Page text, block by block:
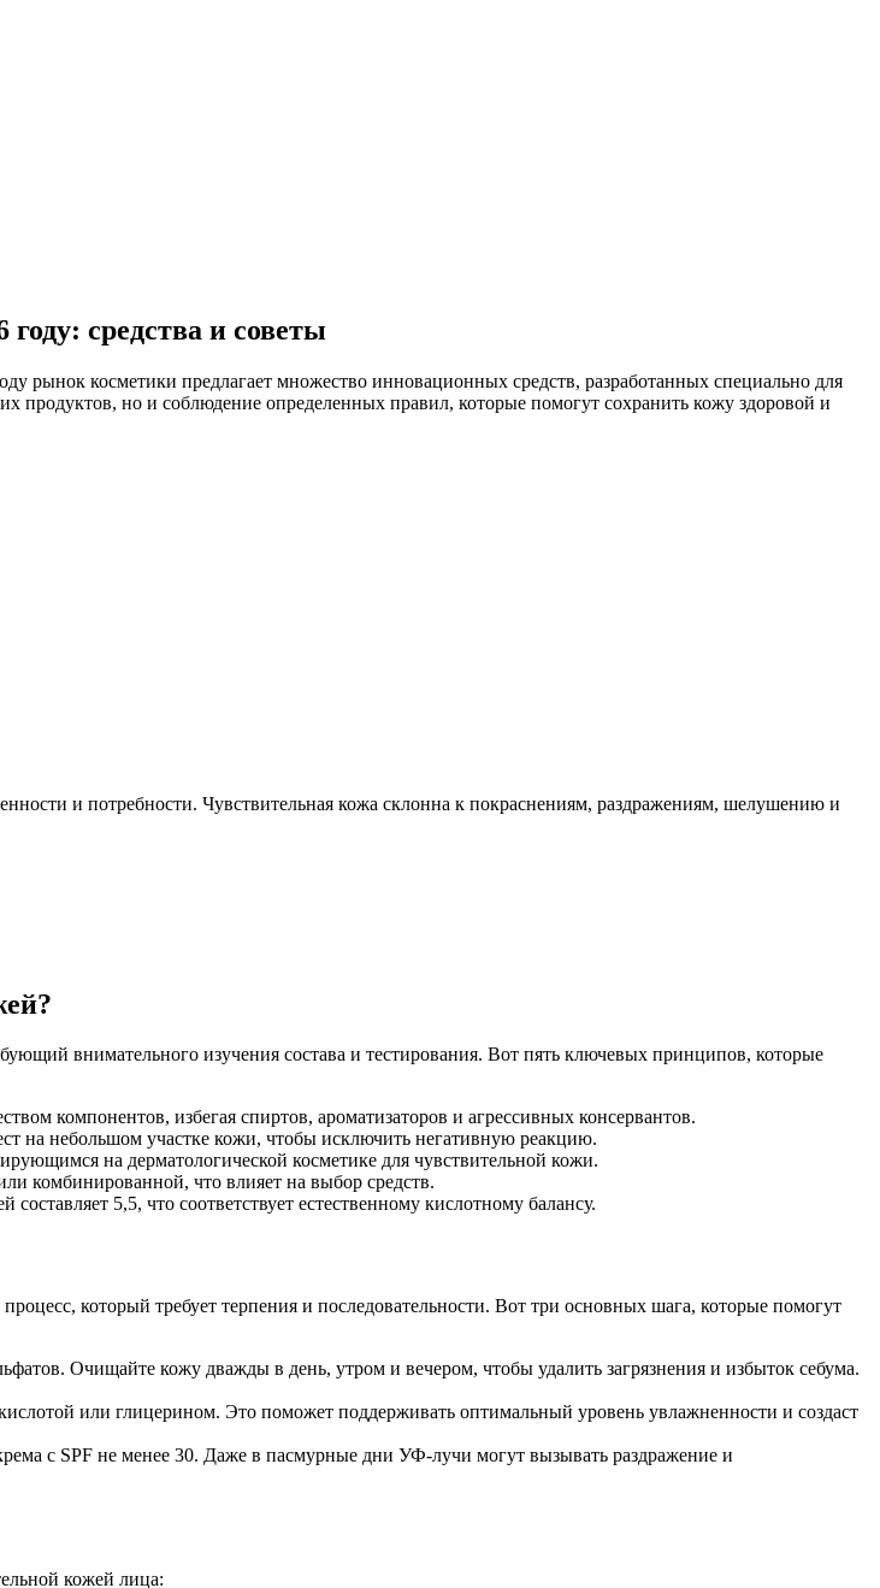
средства и советы
рынок косметики предлагает множество инновационных средств, разработанных специально для
но и соблюдение определенных правил, которые помогут сохранить кожу здоровой и
и потребности. Чувствительная кожа склонна к покраснениям, раздражениям, шелушению и
внимательного изучения состава и тестирования. Вот пять ключевых принципов, которые
компонентов, избегая спиртов, ароматизаторов и агрессивных консервантов.
на небольшом участке кожи, чтобы исключить негативную реакцию.
на дерматологической косметике для чувствительной кожи.
комбинированной, что влияет на выбор средств.
5,5, что соответствует естественному кислотному балансу.
который требует терпения и последовательности. Вот три основных шага, которые помогут
Очищайте кожу дважды в день, утром и вечером, чтобы удалить загрязнения и избыток себума.
или глицерином. Это поможет поддерживать оптимальный уровень увлажненности и создаст
с SPF не менее 30. Даже в пасмурные дни УФ-лучи могут вызывать раздражение и
кожей лица: